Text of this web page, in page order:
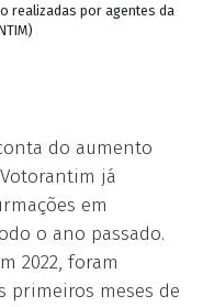
realizadas por agentes da
do aumento
já
em
o ano passado.
2022, foram
primeiros meses de